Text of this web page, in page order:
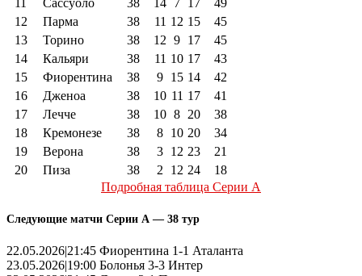
11
Сассуоло 38 14 7 17
49
12
Парма 38 11 12 15
45
13
Торино 38 12 9 17
45
14
Кальяри 38 11 10 17
43
15
Фиорентина 38 9 15 14
42
16
Дженоа 38 10 11 17
41
17
Лечче 38 10 8 20
38
18
Кремонезе 38 8 10 20
34
19
Верона 38 3 12 23
21
20
Пиза 38 2 12 24
18
Подробная таблица Серии А
Следующие матчи Серии А — 38 тур
22.05.2026|21:45 Фиорентина 1-1 Аталанта
23.05.2026|19:00 Болонья 3-3 Интер